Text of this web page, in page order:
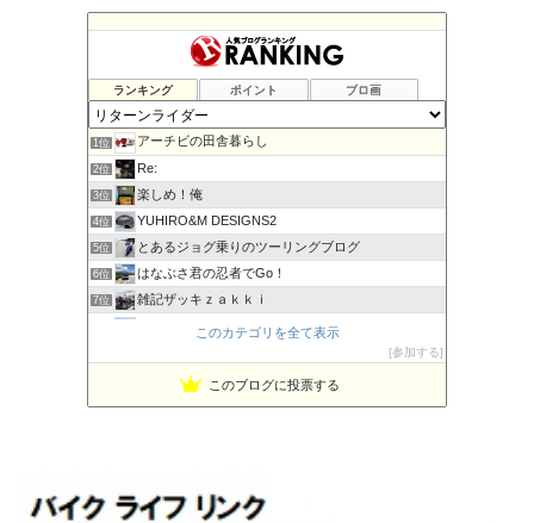
ランキング ポイント ブロ画
1位 アーチビの田舎暮らし
2位 Re:
3位 楽しめ！俺
4位 YUHIRO&M DESIGNS2
5位 とあるジョグ乗りのツーリングブログ
6位 はなぶさ君の忍者でGo！
7位 雑記ザッキｚａｋｋｉ
PBOYS-BLUE
ビーテック・ジャーニー
11位 MT-07と私。走る
15位 ホンダの小型バイクブログ
このカテゴリを全て表示
参加する
このブログに投票する